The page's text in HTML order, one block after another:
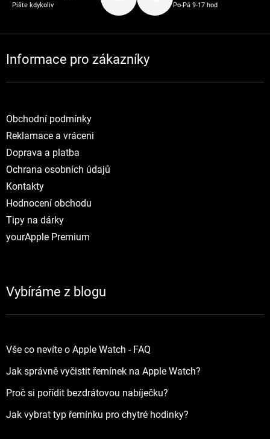
Pište kdykoliv Po-Pá 9-17 hod
Informace pro zákazníky
Obchodní podmínky
Reklamace a vráceni
Doprava a platba
Ochrana osobních údajů
Kontakty
Hodnocení obchodu
Tipy na dárky
yourApple Premium
Vybíráme z blogu
Vše co nevíte o Apple Watch - FAQ
Jak správně vyčistit řemínek na Apple Watch?
Proč si pořídit bezdrátovou nabíječku?
Jak vybrat typ řemínku pro chytré hodinky?